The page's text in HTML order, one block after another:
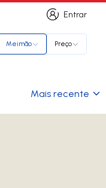
Entrar
Entrar
Meimão Preço
Mais recente